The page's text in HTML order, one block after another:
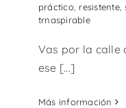
práctico, resistente,
trnaspirable
Vas por la calle
ese [...]
Más información